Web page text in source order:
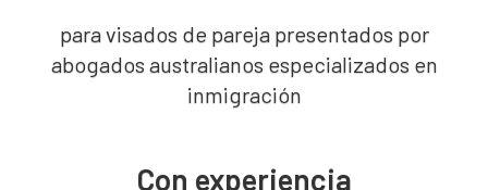
para visados de pareja presentados por
abogados australianos especializados en
inmigración
Con experiencia